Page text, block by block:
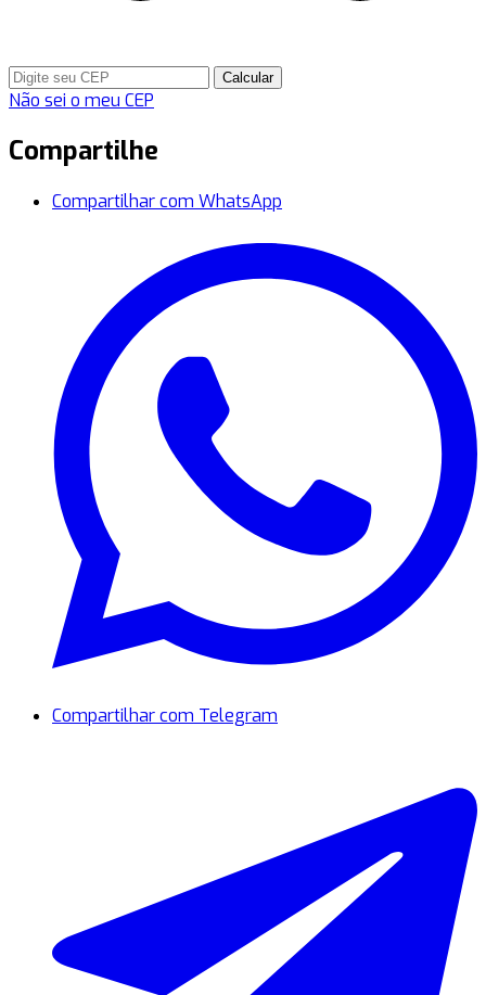
Calcular
Não sei o meu CEP
Compartilhe
Compartilhar com WhatsApp
Compartilhar com Telegram